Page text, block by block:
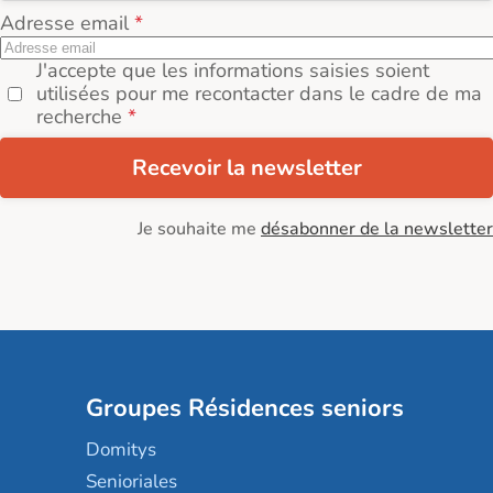
Adresse email
J'accepte que les informations saisies soient
utilisées pour me recontacter dans le cadre de ma
recherche
Recevoir la newsletter
Je souhaite me désabonner de la newsletter
Groupes Résidences seniors
Domitys
Senioriales